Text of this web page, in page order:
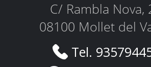
C/ Rambla Nova,
08100 Mollet del
Tel.